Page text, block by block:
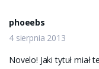
phoeebs
4 sierpnia 2013
Novelo! Jaki tytuł miał